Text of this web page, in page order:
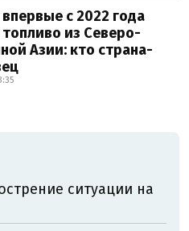
с 2022 года
топливо из Северо-
Азии: кто страна-
ситуации на